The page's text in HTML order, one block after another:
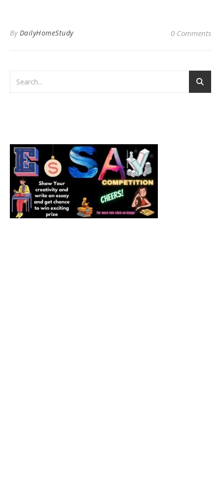
By DailyHomeStudy 0 Comments